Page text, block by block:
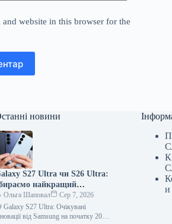
and website in this browser for the
новини
S27 Ultra чи S26 Ultra:
найкращий
Samsung на 2026 рік
Ольга Шаповал
Сер 7, 2026
Galaxy S27 Ultra: Очікувані
від Samsung на початку 2027
и